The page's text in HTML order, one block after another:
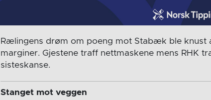
Rælingens drøm om poeng mot Stabæk ble knust
marginer. Gjestene traff nettmaskene mens RHK
sisteskanse.
Stanget mot veggen